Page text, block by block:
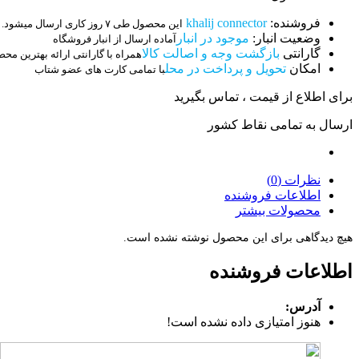
فروشنده:khalij connector این محصول طی ۷ روز کاری ارسال میشود.
وضعیت انبار: موجود در انبار آماده ارسال از انبار فروشگاه
گارانتی بازگشت وجه و اصالت کالاهمراه با گارانتی ارائه بهترین
امکان تحویل و پرداخت در محلبا تمامی کارت های عضو شتاب
برای اطلاع از قیمت ، تماس بگیرید
ارسال به تمامی نقاط کشور
نظرات (0)
اطلاعات فروشنده
محصولات بیشتر
هیچ دیدگاهی برای این محصول نوشته نشده است.
اطلاعات فروشنده
آدرس:
هنوز امتیازی داده نشده است!